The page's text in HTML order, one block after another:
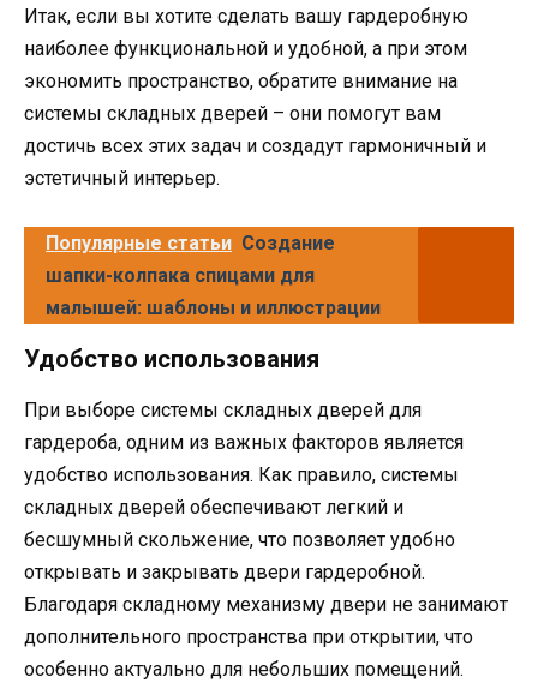
Итак, если вы хотите сделать вашу гардеробную
наиболее функциональной и удобной, а при этом
экономить пространство, обратите внимание на
системы складных дверей – они помогут вам
достичь всех этих задач и создадут гармоничный и
эстетичный интерьер.
Популярные статьи Создание
шапки-колпака спицами для
малышей: шаблоны и иллюстрации
Удобство использования
При выборе системы складных дверей для
гардероба, одним из важных факторов является
удобство использования. Как правило, системы
складных дверей обеспечивают легкий и
бесшумный скольжение, что позволяет удобно
открывать и закрывать двери гардеробной.
Благодаря складному механизму двери не занимают
дополнительного пространства при открытии, что
особенно актуально для небольших помещений.